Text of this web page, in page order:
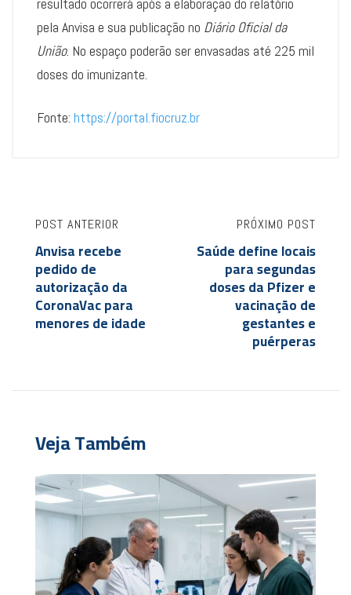
pela Anvisa e sua publicação no Diário Oficial da
União. No espaço poderão ser envasadas até 225 mil
doses do imunizante.
Fonte: https://portal.fiocruz.br
POST ANTERIOR
Anvisa recebe
pedido de
autorização da
CoronaVac para
menores de idade
PRÓXIMO POST
Saúde define locais
para segundas
doses da Pfizer e
vacinação de
gestantes e
puérperas
Veja Também